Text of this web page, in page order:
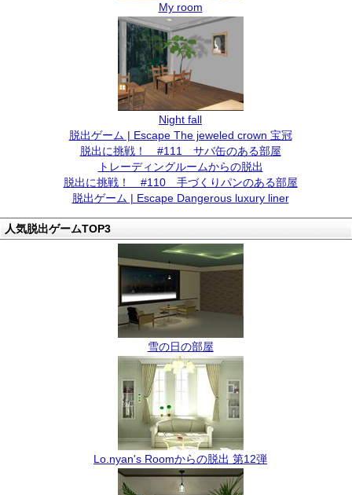
My room
Night fall
脱出ゲーム | Escape The jeweled crown 宝冠
脱出に挑戦！ #111 サバ缶のある部屋
トレーディングルームからの脱出
脱出に挑戦！ #110 手づくりパンのある部屋
脱出ゲーム | Escape Dangerous luxury liner
人気脱出ゲームTOP3
雪の日の部屋
Lo.nyan's Roomからの脱出 第12弾